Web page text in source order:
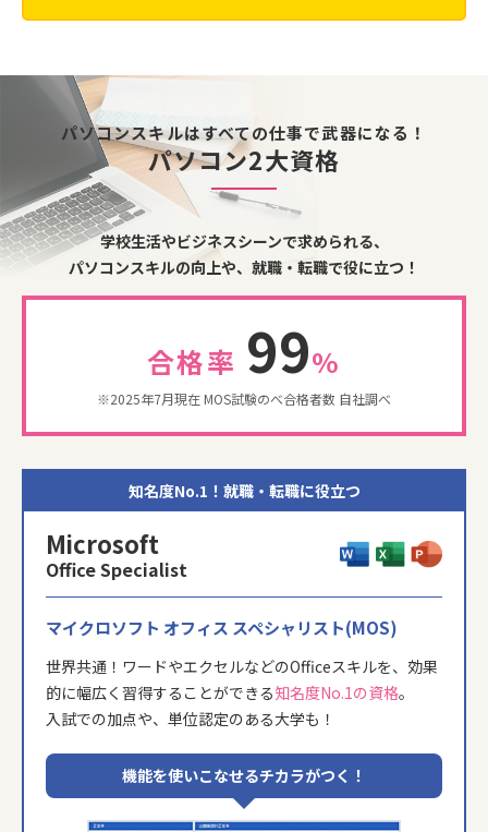
パソコンスキルはすべての仕事で武器になる！
パソコン2大資格
学校生活やビジネスシーンで求められる、
パソコンスキルの向上や、就職・転職で役に立つ！
合格率 99%
※2025年7月現在 MOS試験のべ合格者数 自社調べ
知名度No.1！就職・転職に役立つ
Microsoft
Office Specialist
マイクロソフト オフィス スペシャリスト(MOS)
世界共通！ワードやエクセルなどのOfficeスキルを、 効果
的に幅広く習得することができる知名度No.1の資格。
入試での加点や、単位認定のある大学も！
機能を使いこなせるチカラがつく！